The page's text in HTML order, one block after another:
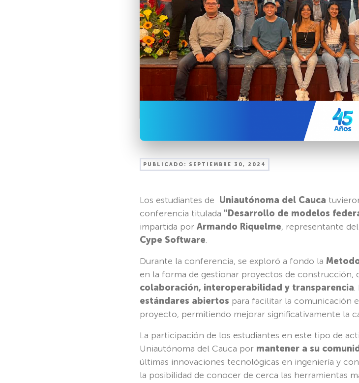
PUBLICADO: SEPTIEMBRE 30, 2024
Los estudiantes de Uniautónoma del Cauca
conferencia titulada "Desarrollo de modelos
impartida por Armando Riquelme, representante del
Cype Software.
Durante la conferencia, se exploró a fondo la
en la forma de gestionar proyectos de construcción,
colaboración, interoperabilidad y transparencia.
estándares abiertos para facilitar la comunicación
proyecto, permitiendo mejorar significativamente la
La participación de los estudiantes en este tipo de
Uniautónoma del Cauca por mantener a su
últimas innovaciones tecnológicas en ingeniería y
la posibilidad de conocer de cerca las herramientas